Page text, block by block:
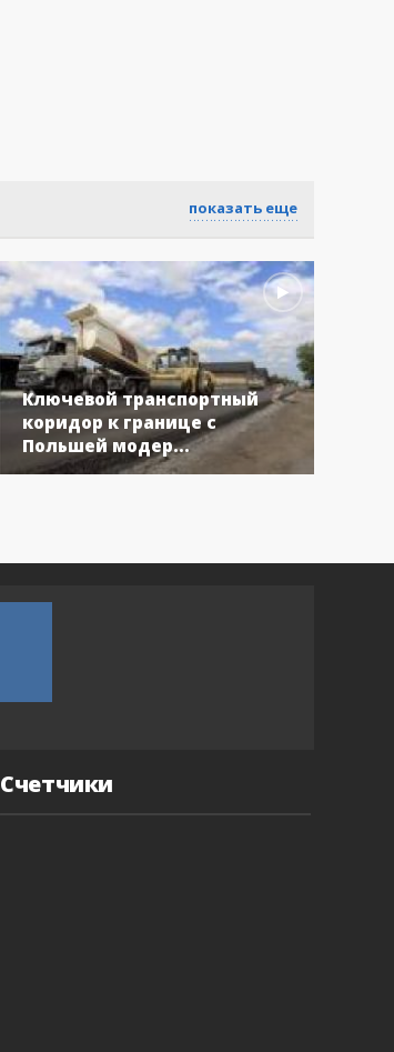
показать еще
Ключевой транспортный
коридор к границе с
Польшей модер...
Счетчики